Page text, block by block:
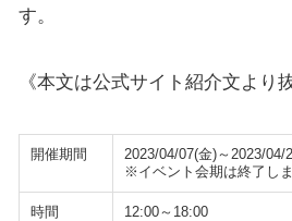
す。
《本文は公式サイト紹介文より
開催期間
2023/04/07(金)～2023/04/
※イベント会期は終了し
時間 12:00～18:00